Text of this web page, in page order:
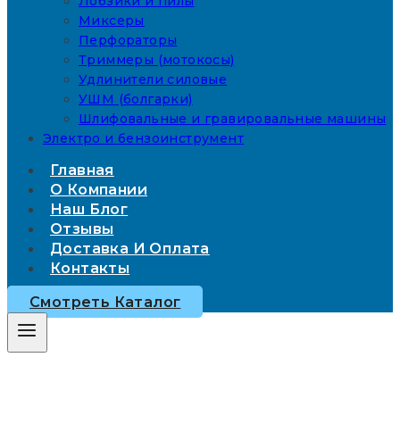
Миксеры
Перфораторы
Триммеры (мотокосы)
Удлинители силовые
УШМ (болгарки)
Шлифовальные и гравировальные машины
Электро и бензоинструмент
Главная
О Компании
Наш Блог
Отзывы
Доставка И Оплата
Контакты
Смотреть Каталог